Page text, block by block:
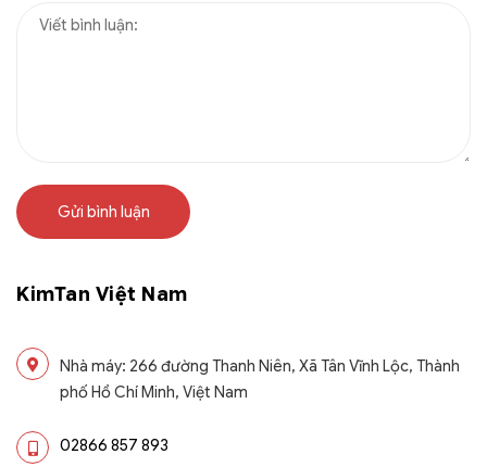
Gửi bình luận
KimTan Việt Nam
Nhà máy: 266 đường Thanh Niên, Xã Tân Vĩnh Lộc, Thành
phố Hồ Chí Minh, Việt Nam
02866 857 893